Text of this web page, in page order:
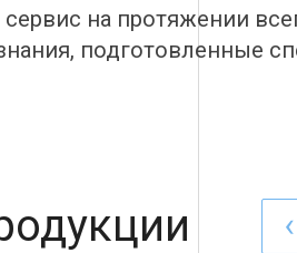
на протяжении
подготовленные